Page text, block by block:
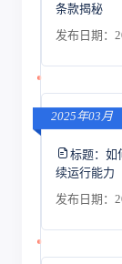
条款揭秘
发布日期：
2025年03月
标题： 如
续运行能力
发布日期：